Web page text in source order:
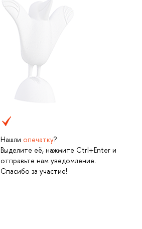
Нашли опечатку?
Выделите её, нажмите Ctrl+Enter и
отправьте нам уведомление.
Спасибо за участие!